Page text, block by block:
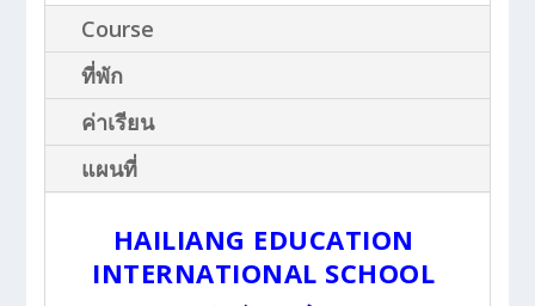
Course
ที่พัก
ค่าเรียน
แผนที่
HAILIANG EDUCATION
INTERNATIONAL SCHOOL